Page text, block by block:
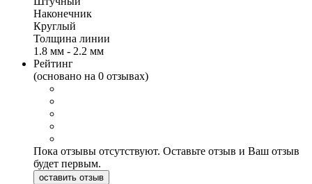
Наконечник
Круглый
Толщина линии
1.8 мм - 2.2 мм
Рейтинг
(основано на 0 отзывах)
Пока отзывы отсутствуют. Оставьте отзыв и Ваш отзыв
будет первым.
оставить отзыв